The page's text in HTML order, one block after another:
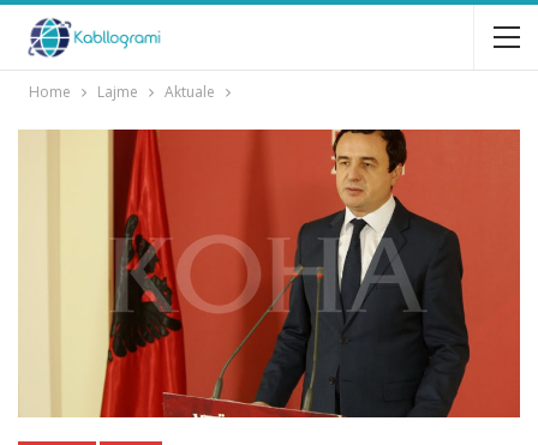
Home Lajme Aktuale